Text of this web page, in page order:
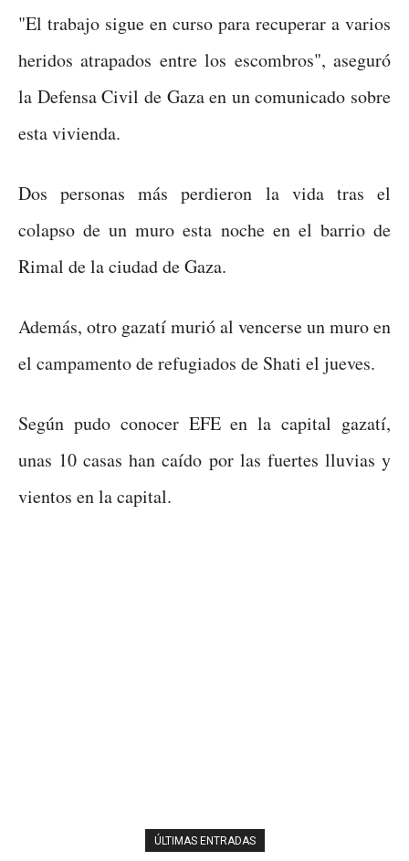
"El trabajo sigue en curso para recuperar a varios
heridos atrapados entre los escombros", aseguró
la Defensa Civil de Gaza en un comunicado sobre
esta vivienda.
Dos personas más perdieron la vida tras el
colapso de un muro esta noche en el barrio de
Rimal de la ciudad de Gaza.
Además, otro gazatí murió al vencerse un muro en
el campamento de refugiados de Shati el jueves.
Según pudo conocer EFE en la capital gazatí,
unas 10 casas han caído por las fuertes lluvias y
vientos en la capital.
ÚLTIMAS ENTRADAS